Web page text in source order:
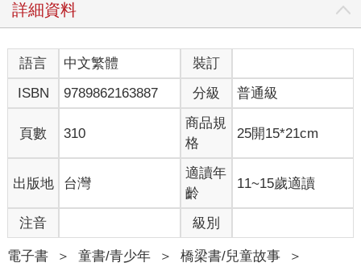
詳細資料
語言 中文繁體
裝訂
ISBN
9789862163887 分級 普通級
頁數 310
商品規
格
25開15*21cm
出版地 台灣
適讀年
齡
11~15歲適讀
注音 級別
電子書 ＞ 童書/青少年 ＞ 橋梁書/兒童故事
＞